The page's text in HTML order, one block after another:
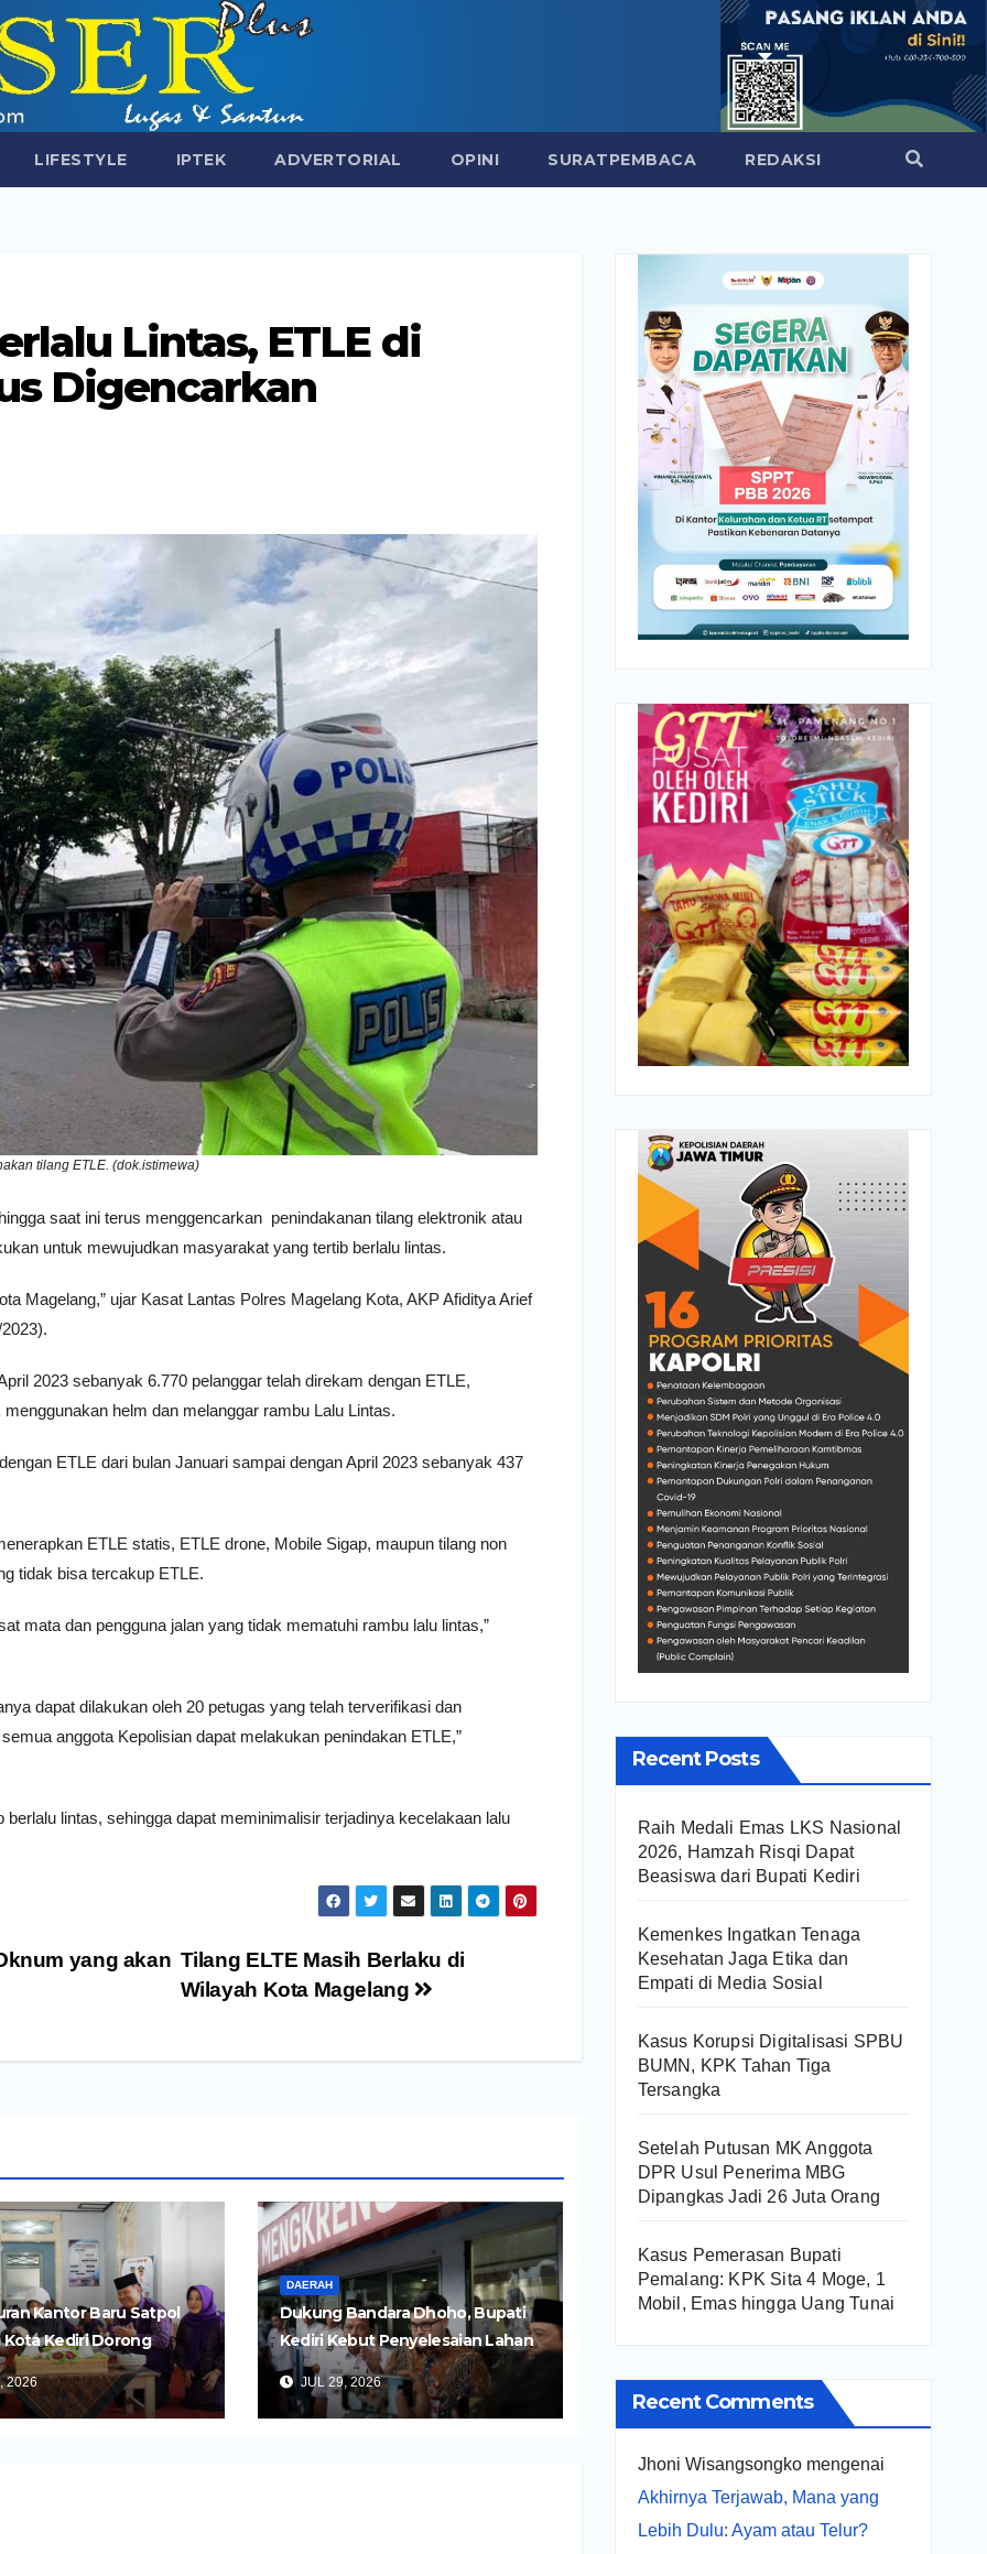
LIFESTYLE IPTEK ADVERTORIAL OPINI SURATPEMBACA REDAKSI
Lintas, ETLE di
Digencarkan
tilang ETLE. (dok.istimewa)
saat ini terus menggencarkan penindakanan tilang elektronik atau
untuk mewujudkan masyarakat yang tertib berlalu lintas.
Magelang,” ujar Kasat Lantas Polres Magelang Kota, AKP Afiditya Arief
2023 sebanyak 6.770 pelanggar telah direkam dengan ETLE,
helm dan melanggar rambu Lalu Lintas.
ETLE dari bulan Januari sampai dengan April 2023 sebanyak 437
ETLE statis, ETLE drone, Mobile Sigap, maupun tilang non
tidak bisa tercakup ETLE.
mata dan pengguna jalan yang tidak mematuhi rambu lalu lintas,”
dapat dilakukan oleh 20 petugas yang telah terverifikasi dan
anggota Kepolisian dapat melakukan penindakan ETLE,”
lintas, sehingga dapat meminimalisir terjadinya kecelakaan lalu
Tilang ELTE Masih Berlaku di
Wilayah Kota Magelang
yang akan
Kantor Baru Satpol
Kota Kediri Dorong
yang Lebih Cepat dan
2026
DAERAH
Dukung Bandara Dhoho, Bupati
Kediri Kebut Penyelesaian Lahan
Dua Ruas Tol Kertosono-Kediri
JUL 29, 2026
Recent Posts
Raih Medali Emas LKS Nasional
2026, Hamzah Risqi Dapat
Beasiswa dari Bupati Kediri
Kemenkes Ingatkan Tenaga
Kesehatan Jaga Etika dan
Empati di Media Sosial
Kasus Korupsi Digitalisasi SPBU
BUMN, KPK Tahan Tiga
Tersangka
Setelah Putusan MK Anggota
DPR Usul Penerima MBG
Dipangkas Jadi 26 Juta Orang
Kasus Pemerasan Bupati
Pemalang: KPK Sita 4 Moge, 1
Mobil, Emas hingga Uang Tunai
Recent Comments
Jhoni Wisangsongkomengenai
Akhirnya Terjawab, Mana yang
Lebih Dulu: Ayam atau Telur?